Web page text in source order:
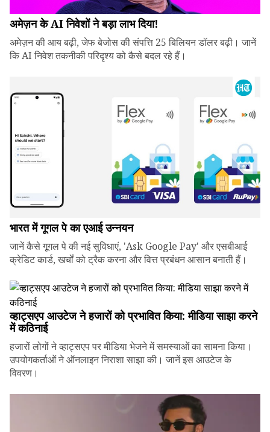
अमेज़न के AI निवेशों ने बड़ा लाभ दिया!
अमेज़न की आय बढ़ी, जेफ बेजोस की संपत्ति 25 बिलियन डॉलर बढ़ी। जानें
कि AI निवेश तकनीकी परिदृश्य को कैसे बदल रहे हैं।
भारत में गूगल पे का एआई उन्नयन
जानें कैसे गूगल पे की नई सुविधाएं, 'Ask Google Pay' और एसबीआई
क्रेडिट कार्ड, खर्चों को ट्रैक करना और वित्त प्रबंधन आसान बनाती हैं।
व्हाट्सएप आउटेज ने हजारों को प्रभावित किया: मीडिया साझा करने
में कठिनाई
हजारों लोगों ने व्हाट्सएप पर मीडिया भेजने में समस्याओं का सामना किया।
उपयोगकर्ताओं ने ऑनलाइन निराशा साझा की। जानें इस आउटेज के
विवरण।